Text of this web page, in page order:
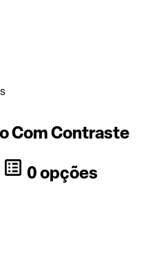
Com Contraste
0 opções